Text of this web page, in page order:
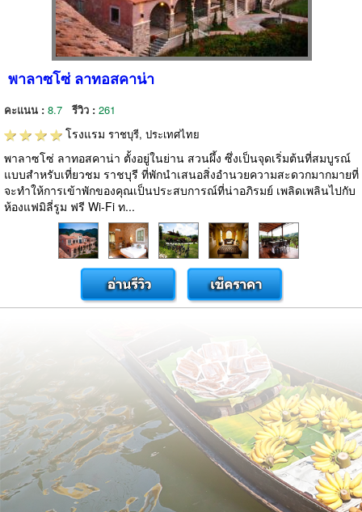
พาลาซโซ่ ลาทอสคาน่า
คะแนน : 8.7 รีวิว : 261
โรงแรม ราชบุรี, ประเทศไทย
พาลาซโซ่ ลาทอสคาน่า ตั้งอยู่ในย่าน สวนผึ้ง ซึ่งเป็นจุดเริ่มต้นที่สมบูรณ์
แบบสำหรับเที่ยวชม ราชบุรี ที่พักนำเสนอสิ่งอำนวยความสะดวกมากมายที่
จะทำให้การเข้าพักของคุณเป็นประสบการณ์ที่น่าอภิรมย์ เพลิดเพลินไปกับ
ห้องแฟมิลี่รูม ฟรี Wi-Fi ท...